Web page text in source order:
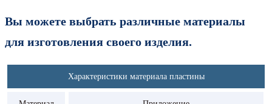
Вы можете выбрать различные материалы
для изготовления своего изделия.
Характеристики материала пластины